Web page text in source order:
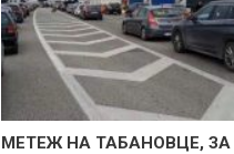
МЕТЕЖ НА ТАБАНОВЦЕ, ЗА